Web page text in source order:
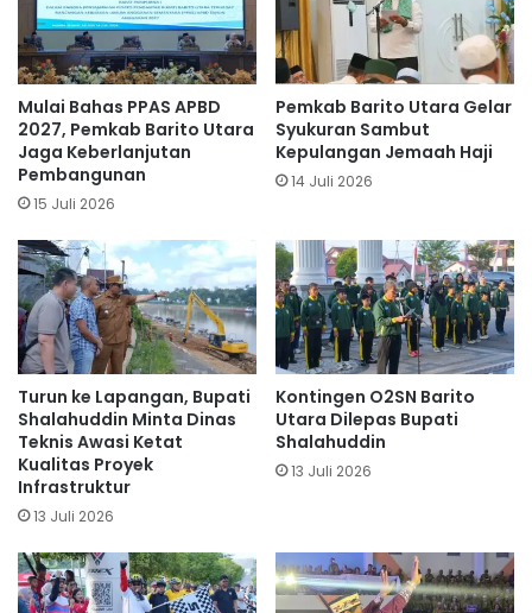
Mulai Bahas PPAS APBD
2027, Pemkab Barito Utara
Jaga Keberlanjutan
Pembangunan
15 Juli 2026
Pemkab Barito Utara Gelar
Syukuran Sambut
Kepulangan Jemaah Haji
14 Juli 2026
Turun ke Lapangan, Bupati
Shalahuddin Minta Dinas
Teknis Awasi Ketat
Kualitas Proyek
Infrastruktur
13 Juli 2026
Kontingen O2SN Barito
Utara Dilepas Bupati
Shalahuddin
13 Juli 2026